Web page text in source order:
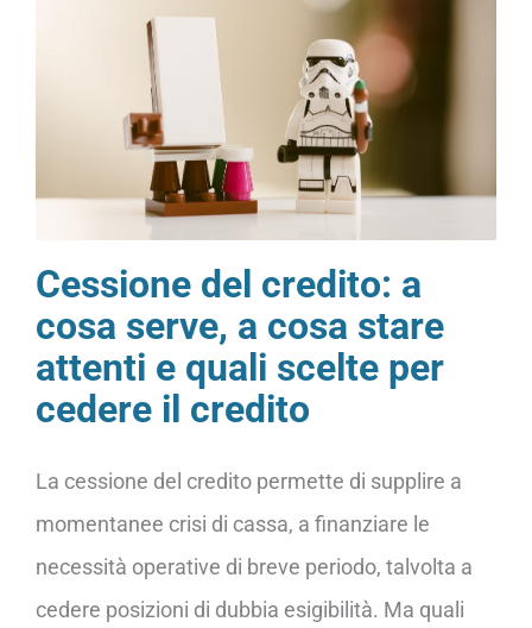
Cessione del credito: a
cosa serve, a cosa stare
attenti e quali scelte per
cedere il credito
La cessione del credito permette di supplire a
momentanee crisi di cassa, a finanziare le
necessità operative di breve periodo, talvolta a
cedere posizioni di dubbia esigibilità. Ma quali